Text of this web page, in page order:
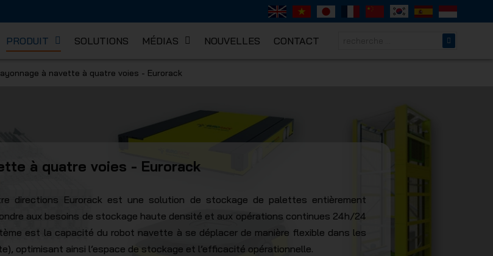
PRODUIT SOLUTIONS MÉDIAS NOUVELLES CONTACT
à navette à quatre voies - Eurorack
à quatre voies - Eurorack
directions Eurorack est une solution de stockage de palettes entièrement
aux besoins de stockage haute densité et aux opérations continues 24h/24
est la capacité du robot navette à se déplacer de manière flexible dans les
optimisant ainsi l’espace de stockage et l’efficacité opérationnelle.